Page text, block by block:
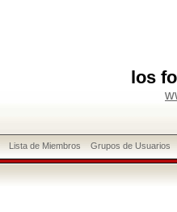
los
Lista de Miembros Grupos de Usuarios